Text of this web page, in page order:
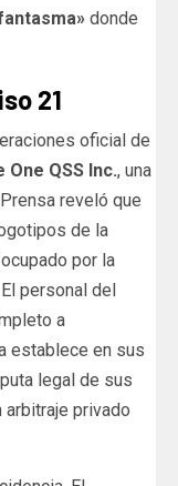
donde
21
oficial de
QSS Inc., una
reveló que
de la
por la
personal del
a
establece en sus
legal de sus
privado